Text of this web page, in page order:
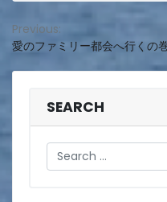
投
稿
ゲ
Previous:
愛のファミリー都会へ行くの
SEARCH
Search